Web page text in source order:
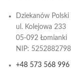
Dziekanów Polski
ul. Kolejowa 233
05-092 Łomianki
NIP: 5252882798
+48 573 568 996